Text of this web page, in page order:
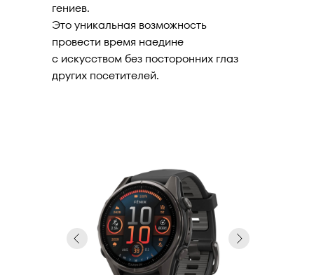
гениев.
Это уникальная возможность
провести время наедине
с искусством без посторонних глаз
других посетителей.
Подробнее